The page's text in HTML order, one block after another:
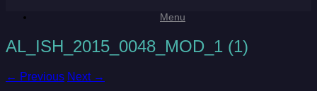
Menu
AL_ISH_2015_0048_MOD_1 (1)
← Previous Next →